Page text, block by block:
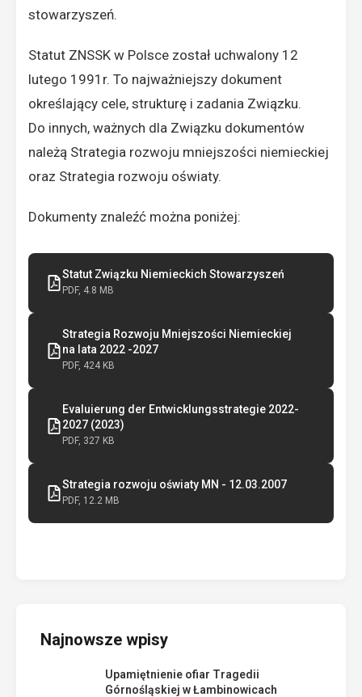
stowarzyszeń.
Statut ZNSSK w Polsce został uchwalony 12
lutego 1991r. To najważniejszy dokument
określający cele, strukturę i zadania Związku.
Do innych, ważnych dla Związku dokumentów
należą Strategia rozwoju mniejszości niemieckiej
oraz Strategia rozwoju oświaty.
Dokumenty znaleźć można poniżej:
Statut Związku Niemieckich Stowarzyszeń
PDF, 4.8 MB
Strategia Rozwoju Mniejszości Niemieckiej
na lata 2022 -2027
PDF, 424 KB
Evaluierung der Entwicklungsstrategie 2022-
2027 (2023)
PDF, 327 KB
Strategia rozwoju oświaty MN - 12.03.2007
PDF, 12.2 MB
Najnowsze wpisy
Upamiętnienie ofiar Tragedii
Górnośląskiej w Łambinowicach